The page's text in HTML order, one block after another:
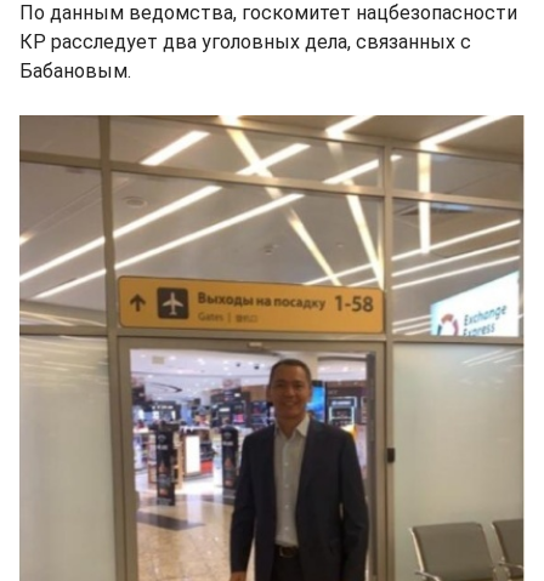
По данным ведомства, госкомитет нацбезопасности
КР расследует два уголовных дела, связанных с
Бабановым.